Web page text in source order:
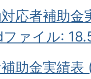
応者補助金
ァイル:
助金実績